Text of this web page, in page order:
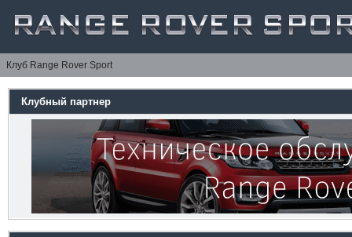
Клуб Range Rover Sport
Клубный партнер